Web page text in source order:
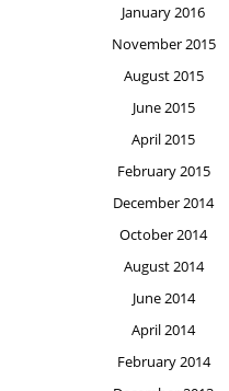
January 2016
November 2015
August 2015
June 2015
April 2015
February 2015
December 2014
October 2014
August 2014
June 2014
April 2014
February 2014